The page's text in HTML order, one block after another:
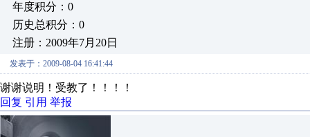
年度积分：0
历史总积分：0
注册：2009年7月20日
发表于：2009-08-04 16:41:44
谢谢说明！受教了！！！！
回复 引用 举报